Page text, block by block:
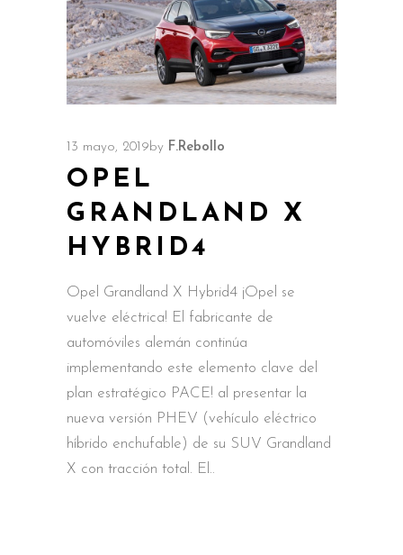
13 mayo, 2019by F.Rebollo
OPEL
GRANDLAND X
HYBRID4
Opel Grandland X Hybrid4 ¡Opel se
vuelve eléctrica! El fabricante de
automóviles alemán continúa
implementando este elemento clave del
plan estratégico PACE! al presentar la
nueva versión PHEV (vehículo eléctrico
híbrido enchufable) de su SUV Grandland
X con tracción total. El